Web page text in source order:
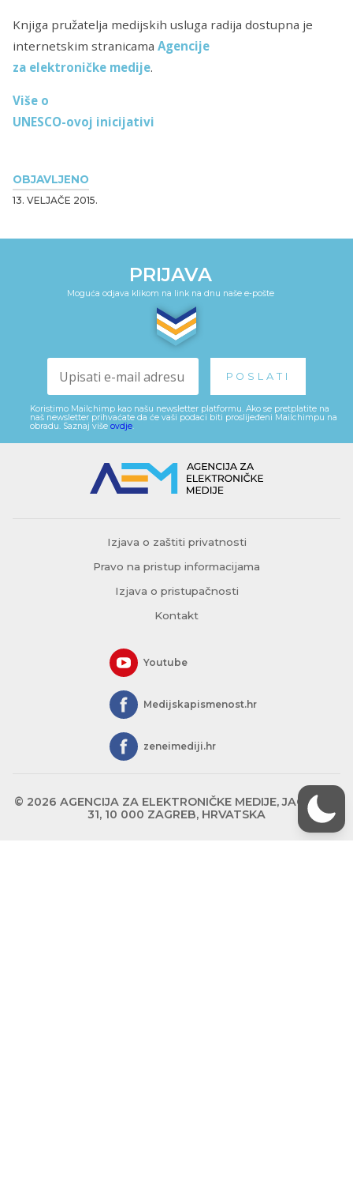
OBJAVLJENO
13. VELJAČE 2015.
Knjiga pružatelja medijskih usluga radija dostupna je
internetskim stranicama Agencije
za elektroničke medije.
Više o
UNESCO-ovoj inicijativi
PRIJAVA
Moguća odjava klikom na link na dnu naše e-pošte
Koristimo Mailchimp kao našu newsletter platformu. Ako se pretplatite na
naš newsletter prihvaćate da će vaši podaci biti proslijeđeni Mailchimpu na
obradu. Saznaj više ovdje.
Izjava o zaštiti privatnosti
Pravo na pristup informacijama
Izjava o pristupačnosti
Kontakt
Youtube
Medijskapismenost.hr
zeneimediji.hr
© 2026 AGENCIJA ZA ELEKTRONIČKE MEDIJE, JAGIĆEVA
31, 10 000 ZAGREB, HRVATSKA